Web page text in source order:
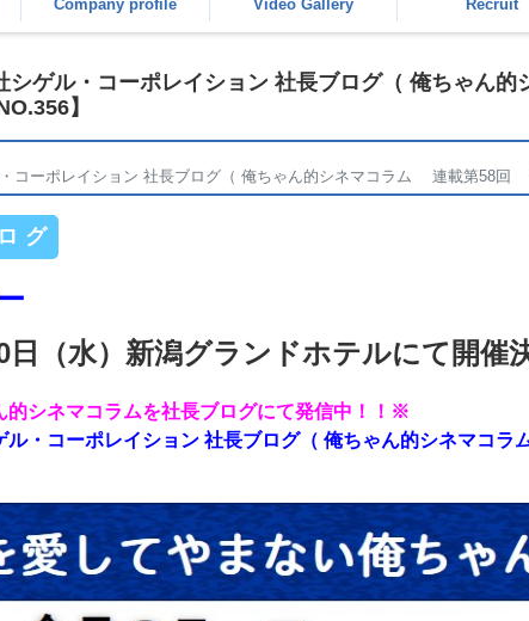
Company profile Video Gallery Recruit
シゲル・コーポレイション 社長ブログ（ 俺ちゃ
】
・コーポレイション 社長ブログ（ 俺ちゃん的シネマコラム 連載第58回
グ
（水）新潟グランドホテルにて開催
シネマコラムを社長ブログにて発信中！！※
ル・コーポレイション 社長ブログ（ 俺ちゃん的シネマ